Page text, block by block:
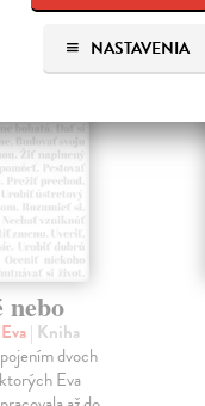
NASTAVENIA
nebo
| Kniha
dvoch
Eva